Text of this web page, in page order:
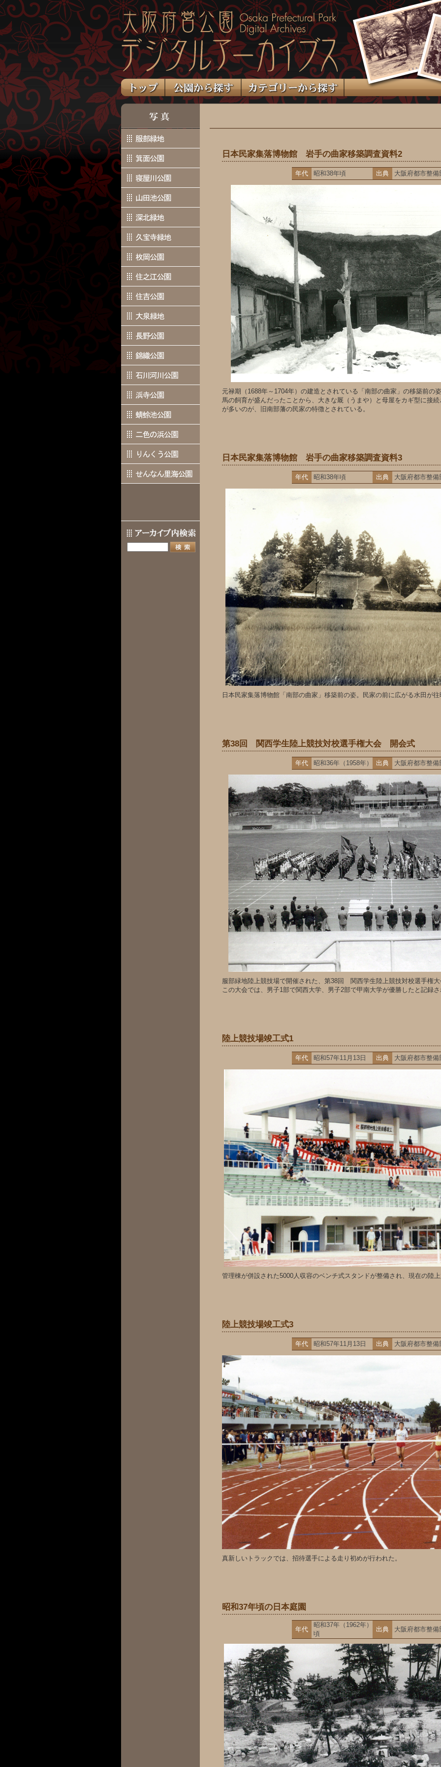
日本民家集落博物館 岩手の曲家移築調査資料2
年代 昭和38年頃 出典 大阪府都市整備
元禄期（1688年～1704年）の建造とされている「南部の曲家」の移築前の
馬の飼育が盛んだったことから、大きな厩（うまや）と母屋をカギ型に接
が多いのが、旧南部藩の民家の特徴とされている。
日本民家集落博物館 岩手の曲家移築調査資料3
年代 昭和38年頃 出典 大阪府都市整備
日本民家集落博物館「南部の曲家」移築前の姿。民家の前に広がる水田が
第38回 関西学生陸上競技対校選手権大会 開会式
年代 昭和36年（1958年） 出典 大阪府都市整備
服部緑地陸上競技場で開催された、第38回 関西学生陸上競技対校選手権
この大会では、男子1部で関西大学、男子2部で甲南大学が優勝したと記録
陸上競技場竣工式1
年代 昭和57年11月13日 出典 大阪府都市整備
管理棟が併設された5000人収容のベンチ式スタンドが整備され、現在の陸
陸上競技場竣工式3
年代 昭和57年11月13日 出典 大阪府都市整備
真新しいトラックでは、招待選手による走り初めが行われた。
昭和37年頃の日本庭園
年代
昭和37年（1962年）
頃
出典 大阪府都市整備